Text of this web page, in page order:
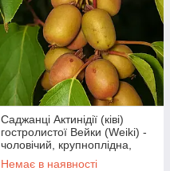
Саджанці Актинідії (ківі)
гостролистої Вейки (Weiki) -
чоловічий, крупноплідна,
морозостійка С1.5
Немає в наявності